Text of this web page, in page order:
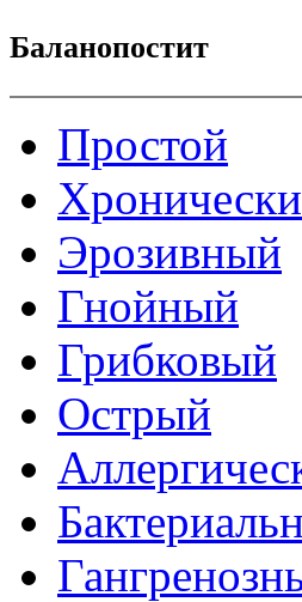
Баланопостит
Простой
Эрозивный
Гнойный
Грибковый
Острый